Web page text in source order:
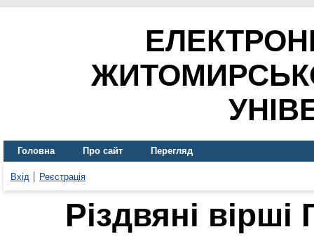
Головна Про сайт Перегляд
Вхід Реєстрація
Різдвяні